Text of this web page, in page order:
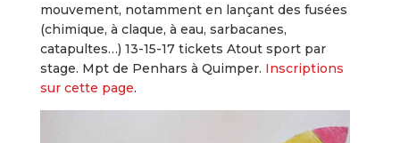
mouvement, notamment en lançant des fusées
(chimique, à claque, à eau, sarbacanes,
catapultes…) 13-15-17 tickets Atout sport par
stage. Mpt de Penhars à Quimper. Inscriptions
sur cette page.